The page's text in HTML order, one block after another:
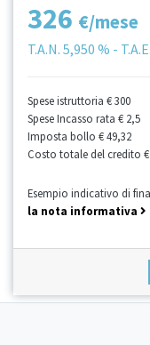
326 €/mese
T.A.N. 5,950 % -
Spese istruttoria € 300
Spese Incasso rata € 2,5
Imposta bollo € 49,32
Costo totale del credito
Esempio indicativo di
la nota informativa